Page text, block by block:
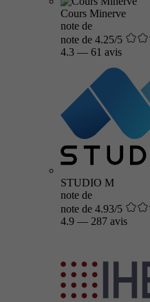
Cours Minerve
note de
note de 4.25/5
4.3 — 61 avis
STUDIO M
note de
note de 4.93/5
4.9 — 287 avis